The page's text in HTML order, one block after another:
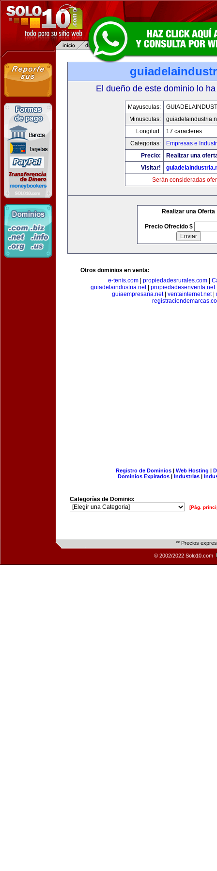
El dueño de este dominio lo
Mayusculas:
Minusculas:
Longitud:
17 caracteres
Categorias:
Empresas e
Precio:
Realizar una
Visitar!
Serán consideradas
Realizar una Oferta
Precio Ofrecido $
Otros dominios en venta:
e-tenis.com
propiedadesrurales.com
guiadelaindustria.net propiedadesenventa.net
guiaempresaria.net| ventainternet.net|
Registro de Dominios| Web Hosting |
Dominios Expirados | Industrias |
Categorías de Dominio:
[Pág.
** Precios
© 2002/2022 Solo10.com